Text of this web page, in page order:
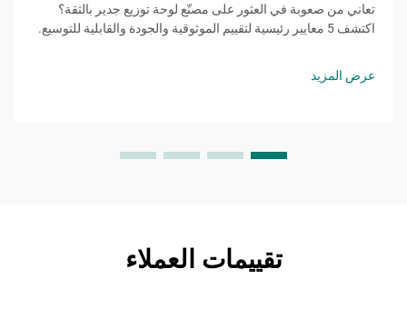
تعاني من صعوبة في العثور على مصنّع لوحة توزيع جدير بالثقة؟
اكتشف 5 معايير رئيسية لتقييم الموثوقية والجودة والقابلية للتوسيع.
عرض المزيد
تقييمات العملاء